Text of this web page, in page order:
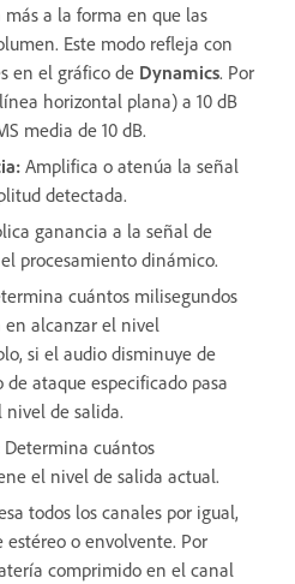
a la forma en que las
Este modo refleja con
en el gráfico de Dynamics. Por
horizontal plana) a 10 dB
media de 10 dB.
: Amplifica o atenúa la señal
detectada.
ganancia a la señal de
procesamiento dinámico.
cuántos milisegundos
en alcanzar el nivel
si el audio disminuye de
ataque especificado pasa
de salida.
Determina cuántos
el nivel de salida actual.
todos los canales por igual,
o envolvente. Por
comprimido en el canal